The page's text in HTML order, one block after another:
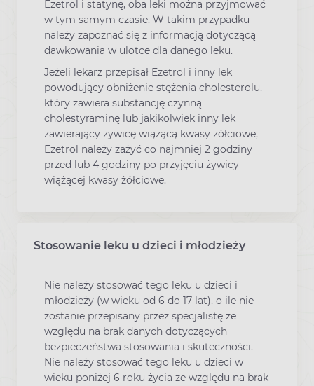
Ezetrol i statynę, oba leki można przyjmować
w tym samym czasie. W takim przypadku
należy zapoznać się z informacją dotyczącą
dawkowania w ulotce dla danego leku.
Jeżeli lekarz przepisał Ezetrol i inny lek
powodujący obniżenie stężenia cholesterolu,
który zawiera substancję czynną
cholestyraminę lub jakikolwiek inny lek
zawierający żywicę wiążącą kwasy żółciowe,
Ezetrol należy zażyć co najmniej 2 godziny
przed lub 4 godziny po przyjęciu żywicy
wiążącej kwasy żółciowe.
Stosowanie leku u dzieci i młodzieży
Nie należy stosować tego leku u dzieci i
młodzieży (w wieku od 6 do 17 lat), o ile nie
zostanie przepisany przez specjalistę ze
względu na brak danych dotyczących
bezpieczeństwa stosowania i skuteczności.
Nie należy stosować tego leku u dzieci w
wieku poniżej 6 roku życia ze względu na brak